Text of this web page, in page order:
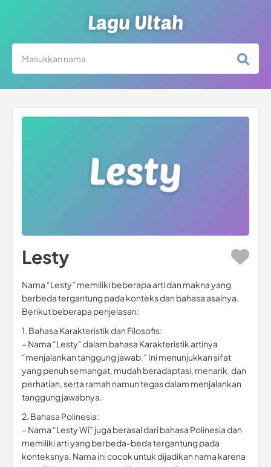
Lagu Ultah
Lesty
Nama “Lesty” memiliki beberapa arti dan makna yang
berbeda tergantung pada konteks dan bahasa asalnya.
Berikut beberapa penjelasan:
1. Bahasa Karakteristik dan Filosofis:
– Nama “Lesty” dalam bahasa Karakteristik artinya
“menjalankan tanggung jawab.” Ini menunjukkan sifat
yang penuh semangat, mudah beradaptasi, menarik, dan
perhatian, serta ramah namun tegas dalam menjalankan
tanggung jawabnya.
2. Bahasa Polinesia:
– Nama “Lesty Wi” juga berasal dari bahasa Polinesia dan
memiliki arti yang berbeda-beda tergantung pada
konteksnya. Nama ini cocok untuk dijadikan nama karena